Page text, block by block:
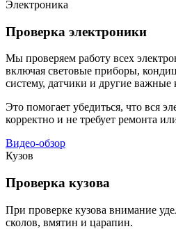
Электроника
Проверка электроники
Мы проверяем работу всех
включая световые приборы,
систему, датчики и другие
Это помогает убедиться, что вся
корректно и не требует ремонта
Видео-обзор
Кузов
Проверка кузова
При проверке кузова внимание
сколов, вмятин и царапин.